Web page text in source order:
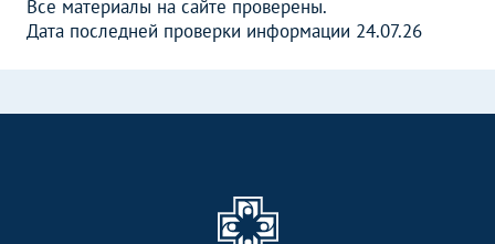
Все материалы на сайте проверены.
Дата последней проверки информации 24.07.26